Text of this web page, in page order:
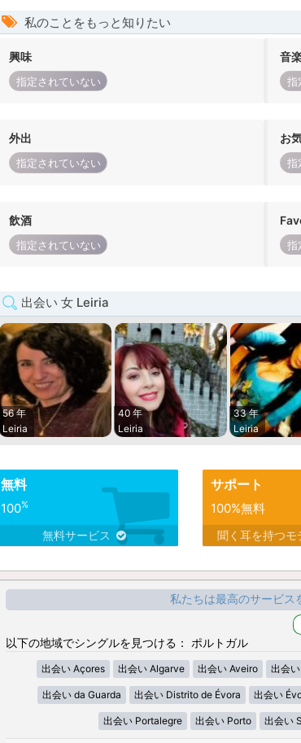
私のことをもっと知りたい
興味
指定されていない
音
指
外出
指定されていない
お
指
飲酒
指定されていない 指
出会い 女 Leiria
56 年
Leiria
40 年
Leiria
33 年
Leiria
無料
100%
無料サービス
サポート
100%無料
聞く耳を持つモ
私たちは最高のサービス
以下の地域でシングルを見つける： ポルトガル
出会い Açores 出会い Algarve 出会い Aveiro 出会
出会い da Guarda 出会い Distrito de Évora 出会い
出会い Portalegre 出会い Porto 出会い